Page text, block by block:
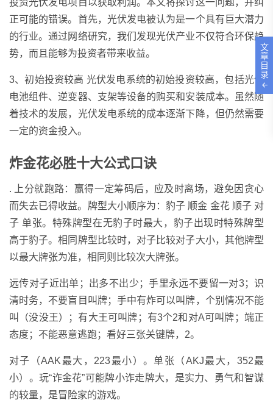
正可能的错误。首先，光伏发电被认为是一个具有巨大潜力
的行业。通过网络研究，我们发现光伏产业不仅符合环保趋
势，而且能够为投资者带来收益。
3、初始投资较高 光伏发电系统的初始投资较高，包括光伏
电池组件、逆变器、支架等设备的购买和安装成本。虽然随
着技术的发展，光伏发电系统的成本逐渐下降，但仍然需要
一定的资金投入。
炸金花必胜十大公式口诀
. 上分就跑路：赢得一定筹码后，应及时离场，避免因贪心
而失去已得收益。牌型大小顺序为：豹子 顺金 金花 顺子 对
子 单张。特殊牌型在无豹子时最大，豹子出现时特殊牌型
高于豹子。相同牌型比较时，对子比较对子大小，其他牌型
以最大牌张为准，相同则比较次大牌张。
远传对子近出单；出多不出少；手里永远不要留一对3；识
清时务，不要盲目叫牌；手中有炸可以叫牌，个别情况不能
叫（没没王）；有大王可叫牌；有3个2和对A可叫牌；端正
态度；不能恶意逃跑；看好三张关键牌，2。
对子（AAK最大，223最小）。单张（AKJ最大，352最
小）。玩“诈金花”可能牌小诈走牌大，是实力、勇气和智谋
的较量，是冒险家的游戏。
文
章
目
录